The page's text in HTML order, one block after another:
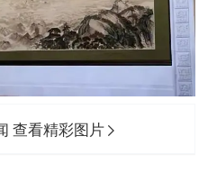
查看精彩图片